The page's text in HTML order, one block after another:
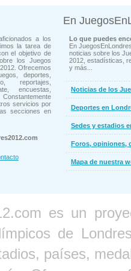
a los
la tarea de
el objetivo de
los Juegos
Ofrecemos
deportes,
reportajes,
encuestas,
servicios por
secciones en
En
Lo que puedes
En
noticias sobre los
2012, estadísticas,
y más...
Noticias de los
Deportes en
Sedes y estadios
Foros, opiniones,
Mapa de nuestra
es un
de
países,